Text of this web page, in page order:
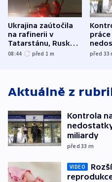
Ukrajina zaútočila
na rafinerii v
Tatarstánu, Rusko
udeřilo na Sumy a
08:44 před 1 m před 33
Aktuálně z
Kontrola
miliardy
před 33 m
VIDEO